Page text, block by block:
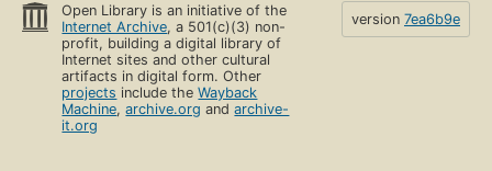
Open Library is an initiative of the
Internet Archive, a 501(c)(3) non-
profit, building a digital library of
Internet sites and other cultural
artifacts in digital form. Other
projects include theWayback
Machine,archive.org andarchive-
it.org
version 7ea6b9e